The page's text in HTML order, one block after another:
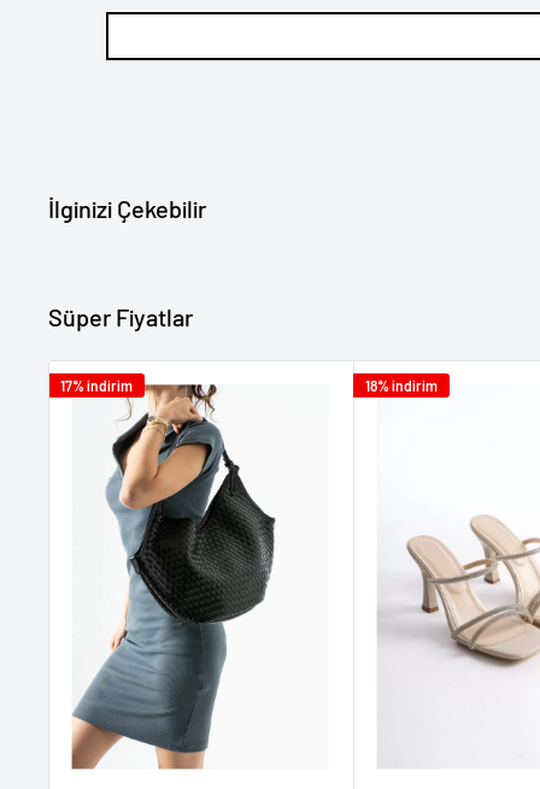
İlginizi Çekebilir
Süper Fiyatlar
17% indirim 18% indirim